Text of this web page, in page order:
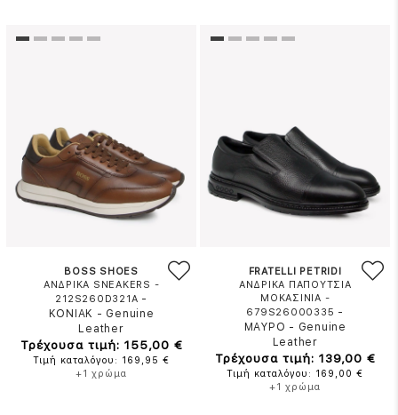
BOSS SHOES
ΑΝΔΡΙΚΑ SNEAKERS -
212S260D321A -
ΚΟΝΙΑΚ - Genuine
Leather
Τρέχουσα τιμή: 155,00 €
Τιμή καταλόγου: 169,95 €
+1 χρώμα
FRATELLI PETRIDI
ΑΝΔΡΙΚΑ ΠΑΠΟΥΤΣΙΑ
ΜΟΚΑΣΙΝΙΑ -
679S26000335 -
ΜΑΥΡΟ - Genuine
Leather
Τρέχουσα τιμή: 139,00 €
Τιμή καταλόγου: 169,00 €
+1 χρώμα